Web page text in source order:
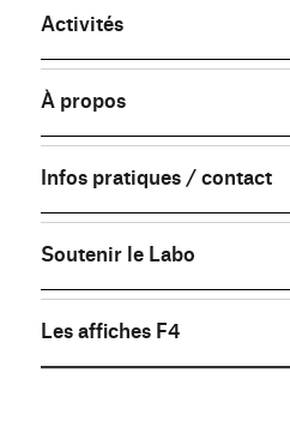
Activités
À propos
Infos pratiques / contact
Soutenir le Labo
Les affiches F4